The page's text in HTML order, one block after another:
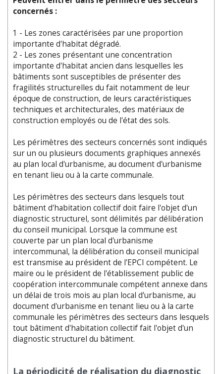
concernés :
1 - Les zones caractérisées par une proportion
importante d'habitat dégradé.
2 - Les zones présentant une concentration
importante d'habitat ancien dans lesquelles les
bâtiments sont susceptibles de présenter des
fragilités structurelles du fait notamment de leur
époque de construction, de leurs caractéristiques
techniques et architecturales, des matériaux de
construction employés ou de l'état des sols.
Les périmètres des secteurs concernés sont indiqués
sur un ou plusieurs documents graphiques annexés
au plan local d'urbanisme, au document d'urbanisme
en tenant lieu ou à la carte communale.
Les périmètres des secteurs dans lesquels tout
bâtiment d'habitation collectif doit faire l'objet d'un
diagnostic structurel, sont délimités par délibération
du conseil municipal. Lorsque la commune est
couverte par un plan local d'urbanisme
intercommunal, la délibération du conseil municipal
est transmise au président de l'EPCI compétent. Le
maire ou le président de l'établissement public de
coopération intercommunale compétent annexe dans
un délai de trois mois au plan local d'urbanisme, au
document d'urbanisme en tenant lieu ou à la carte
communale les périmètres des secteurs dans lesquels
tout bâtiment d'habitation collectif fait l'objet d'un
diagnostic structurel du bâtiment.
La périodicité de réalisation du diagnostic